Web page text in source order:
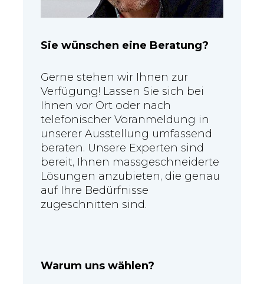
Sie wünschen eine Beratung?
Gerne stehen wir Ihnen zur
Verfügung! Lassen Sie sich bei
Ihnen vor Ort oder nach
telefonischer Voranmeldung in
unserer Ausstellung umfassend
beraten. Unsere Experten sind
bereit, Ihnen massgeschneiderte
Lösungen anzubieten, die genau
auf Ihre Bedürfnisse
zugeschnitten sind.
Warum uns wählen?